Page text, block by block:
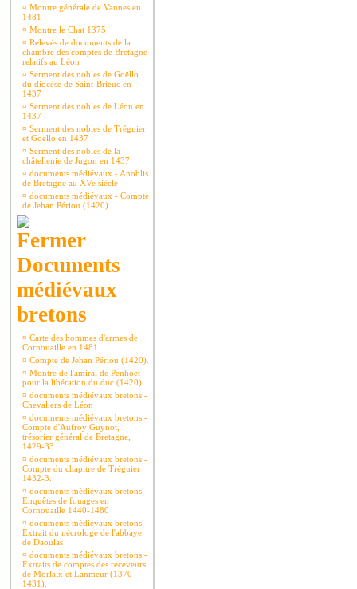
¤ Montre générale de Vannes en
1481
¤ Montre le Chat 1375
¤ Relevés de documents de la
chambre des comptes de Bretagne
relatifs au Léon
¤ Serment des nobles de Goëllo
du diocèse de Saint-Brieuc en
1437
¤ Serment des nobles de Léon en
1437
¤ Serment des nobles de Tréguier
et Goëllo en 1437
¤ Serment des nobles de la
châtellenie de Jugon en 1437
¤ documents médiévaux - Anoblis
de Bretagne au XVe siècle
¤ documents médiévaux - Compte
de Jehan Périou (1420).
Documents
médiévaux
bretons
¤ Carte des hommes d'armes de
Cornouaille en 1481
¤ Compte de Jehan Périou (1420).
¤ Montre de l'amiral de Penhoet
pour la libération du duc (1420)
¤ documents médiévaux bretons -
Chevaliers de Léon
¤ documents médiévaux bretons -
Compte d'Aufroy Guynot,
trésorier général de Bretagne,
1429-33
¤ documents médiévaux bretons -
Compte du chapitre de Tréguier
1432-3.
¤ documents médiévaux bretons -
Enquêtes de fouages en
Cornouaille 1440-1480
¤ documents médiévaux bretons -
Extrait du nécrologe de l'abbaye
de Daoulas
¤ documents médiévaux bretons -
Extraits de comptes des receveurs
de Morlaix et Lanmeur (1370-
1431).